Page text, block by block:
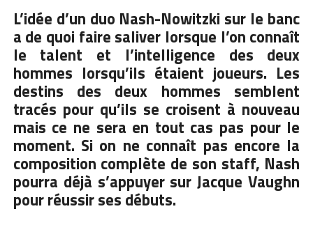
L’idée d’un duo Nash-Nowitzki sur le banc
a de quoi faire saliver lorsque l’on connaît
le talent et l’intelligence des deux
hommes lorsqu’ils étaient joueurs. Les
destins des deux hommes semblent
tracés pour qu’ils se croisent à nouveau
mais ce ne sera en tout cas pas pour le
moment. Si on ne connaît pas encore la
composition complète de son staff, Nash
pourra déjà s’appuyer sur Jacque Vaughn
pour réussir ses débuts.